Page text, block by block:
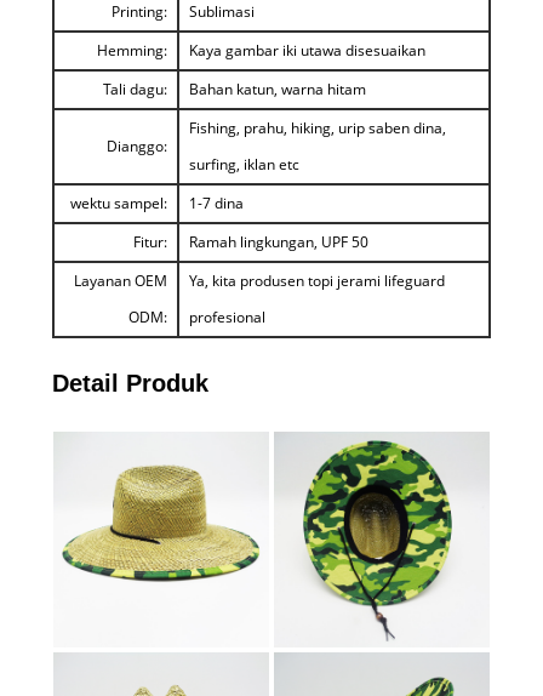
Printing:
Sublimasi
Hemming:
Kaya gambar iki utawa disesuaikan
Tali dagu:
Bahan katun, warna hitam
Dianggo:
Fishing, prahu, hiking, urip saben dina,
surfing, iklan etc
wektu sampel:
1-7 dina
Fitur:
Ramah lingkungan, UPF 50
Layanan OEM
ODM:
Ya, kita produsen topi jerami lifeguard
profesional
Detail Produk